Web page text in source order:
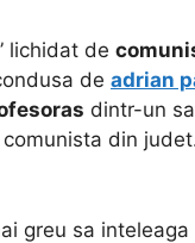
lichidat de
de adrian
dintr-un
din
greu sa